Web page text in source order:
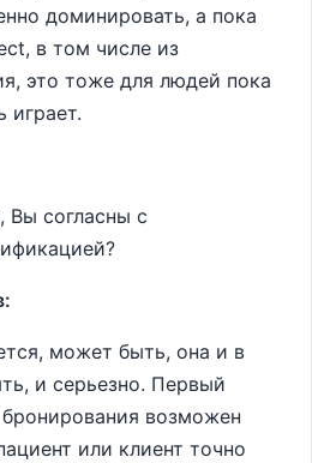
доминировать, а пока
в том числе из
это тоже для людей пока
играет.
Вы согласны с
может быть, она и в
и серьезно. Первый
бронирования возможен
или клиент точно